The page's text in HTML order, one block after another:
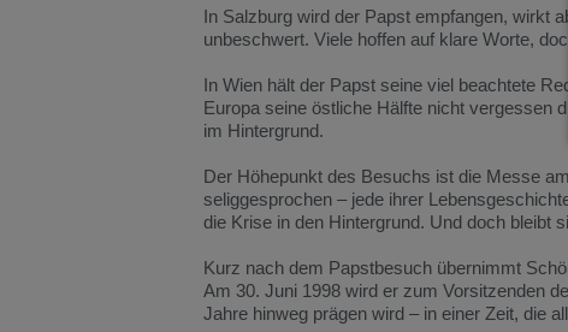
In Salzburg wird der Papst empfangen, wirkt
unbeschwert. Viele hoffen auf klare Worte,
In Wien hält der Papst seine viel beachtete
Europa seine östliche Hälfte nicht vergessen
im Hintergrund.
Der Höhepunkt des Besuchs ist die Messe am
seliggesprochen – jede ihrer
die Krise in den Hintergrund. Und doch bleibt
Kurz nach dem Papstbesuch übernimmt
Am 30. Juni 1998 wird er zum Vorsitzenden
Jahre hinweg prägen wird – in einer Zeit, die